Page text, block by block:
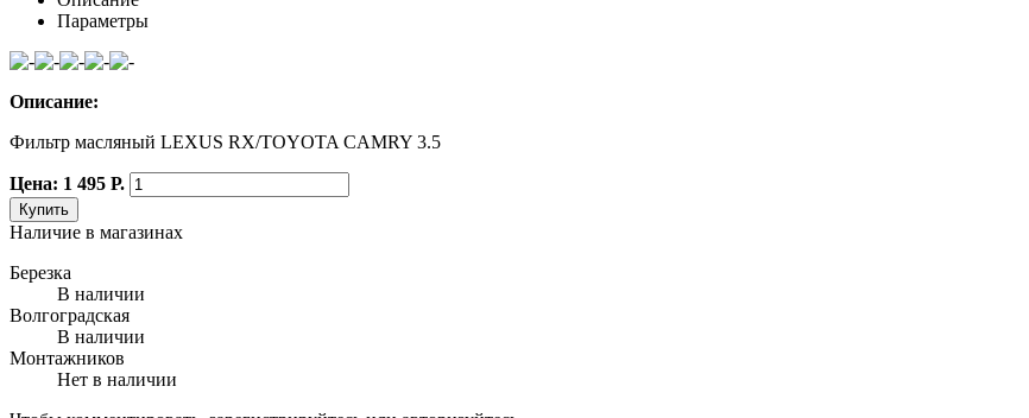
Параметры
Описание:
Фильтр масляный LEXUS RX/TOYOTA CAMRY 3.5
Цена: 1 495 Р.
Купить
Наличие в магазинах
Березка
В наличии
Волгоградская
В наличии
Монтажников
Нет в наличии